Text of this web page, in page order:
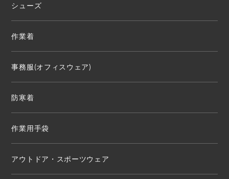
シューズ
作業着
事務服(オフィスウェア)
防寒着
作業用手袋
アウトドア・スポーツウェア